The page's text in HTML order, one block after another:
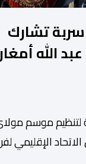
2140 فارسا و 140 سربة تشارك
الله
لتنظيم موسم
الإقليمي لفن